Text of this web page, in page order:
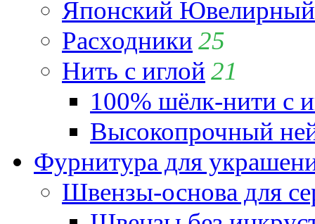
Японский
Расходники 25
Нить с иглой 21
100% шёлк-нити с
Высокопрочный
Фурнитура для
Швензы-основа для